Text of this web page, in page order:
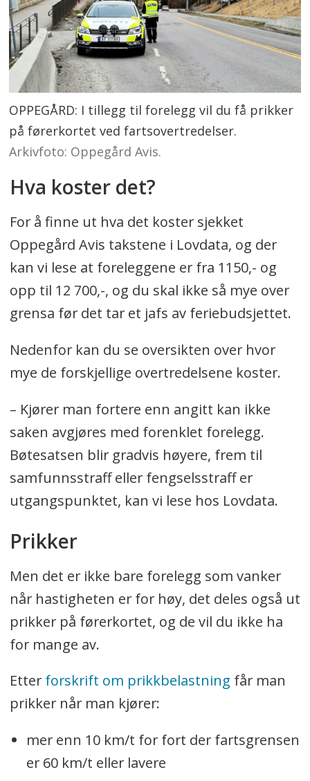
OPPEGÅRD: I tillegg til forelegg vil du få prikker
på førerkortet ved fartsovertredelser.
Arkivfoto: Oppegård Avis.
Hva koster det?
For å finne ut hva det koster sjekket
Oppegård Avis takstene i Lovdata, og der
kan vi lese at foreleggene er fra 1150,- og
opp til 12 700,-, og du skal ikke så mye over
grensa før det tar et jafs av feriebudsjettet.
Nedenfor kan du se oversikten over hvor
mye de forskjellige overtredelsene koster.
– Kjører man fortere enn angitt kan ikke
saken avgjøres med forenklet forelegg.
Bøtesatsen blir gradvis høyere, frem til
samfunnsstraff eller fengselsstraff er
utgangspunktet, kan vi lese hos Lovdata.
Prikker
Men det er ikke bare forelegg som vanker
når hastigheten er for høy, det deles også ut
prikker på førerkortet, og de vil du ikke ha
for mange av.
Etter forskrift om prikkbelastning får man
prikker når man kjører:
mer enn 10 km/t for fort der fartsgrensen
er 60 km/t eller lavere